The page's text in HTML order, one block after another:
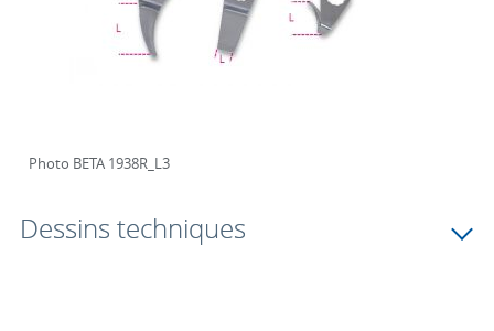
Photo BETA 1938R_L3
Dessins techniques